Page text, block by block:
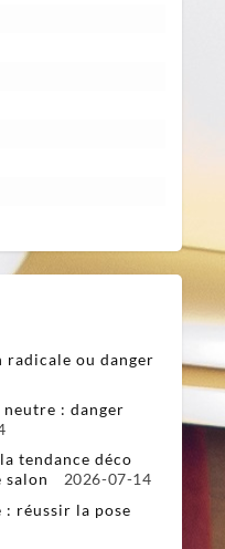
ou danger
: danger
tendance déco
salon
2026-07-14
réussir la pose